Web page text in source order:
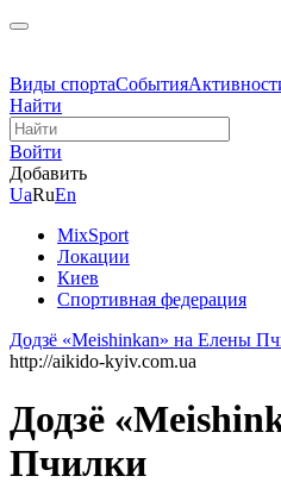
Виды спортаСобытия
Найти
Войти
Добавить
UaRuEn
MixSport
Локации
Киев
Спортивная федерация
Додзё «Meishinkan» на Елены
http://aikido-kyiv.com.ua
Додзё
Пчилки